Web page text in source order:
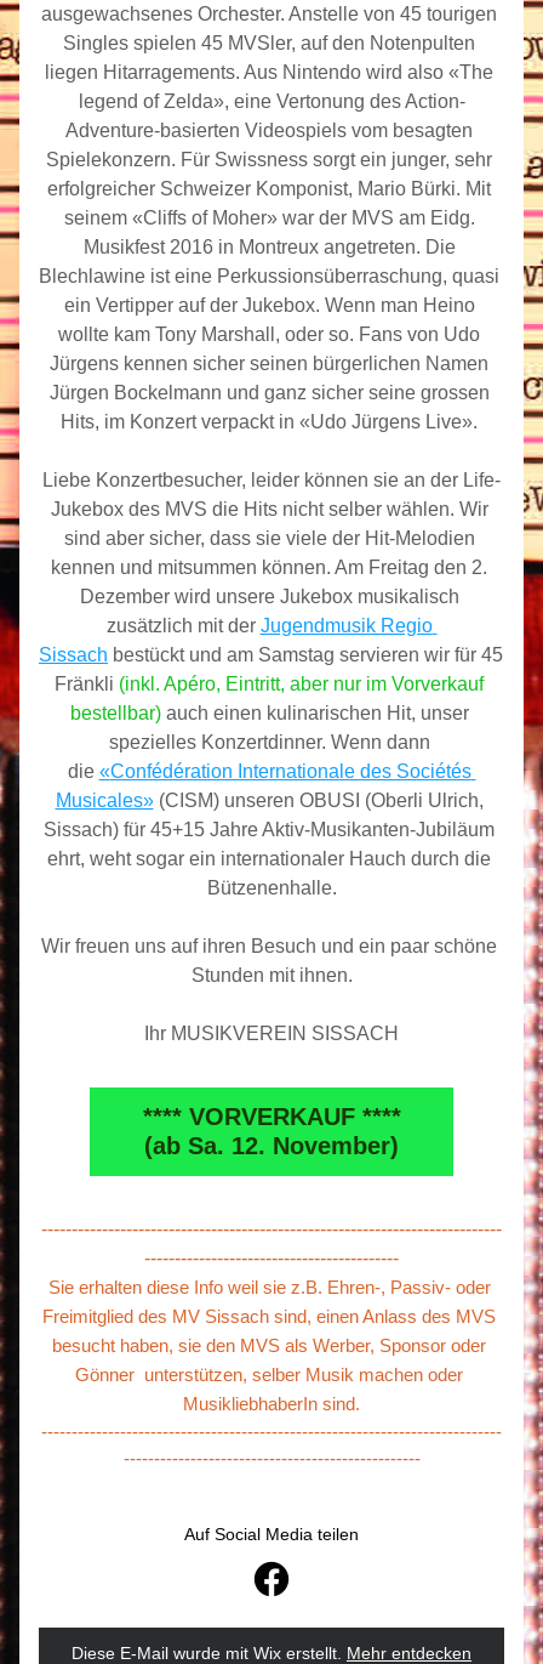
ausgewachsenes Orchester. Anstelle von 45 tourigen
Singles spielen 45 MVSler, auf den Notenpulten
liegen Hitarragements. Aus Nintendo wird also «The
legend of Zelda», eine Vertonung des Action-
Adventure-basierten Videospiels vom besagten
Spielekonzern. Für Swissness sorgt ein junger, sehr
erfolgreicher Schweizer Komponist, Mario Bürki. Mit
seinem «Cliffs of Moher» war der MVS am Eidg.
Musikfest 2016 in Montreux angetreten. Die
Blechlawine ist eine Perkussionsüberraschung, quasi
ein Vertipper auf der Jukebox. Wenn man Heino
wollte kam Tony Marshall, oder so. Fans von Udo
Jürgens kennen sicher seinen bürgerlichen Namen
Jürgen Bockelmann und ganz sicher seine grossen
Hits, im Konzert verpackt in «Udo Jürgens Live».
Liebe Konzertbesucher, leider können sie an der Life-
Jukebox des MVS die Hits nicht selber wählen. Wir
sind aber sicher, dass sie viele der Hit-Melodien
kennen und mitsummen können. Am Freitag den 2.
Dezember wird unsere Jukebox musikalisch
zusätzlich mit der Jugendmusik Regio
Sissach bestückt und am Samstag servieren wir für 45
Fränkli (inkl. Apéro, Eintritt, aber nur im Vorverkauf
bestellbar) auch einen kulinarischen Hit, unser
spezielles Konzertdinner. Wenn dann
die «Confédération Internationale des Sociétés
Musicales» (CISM) unseren OBUSI (Oberli Ulrich,
Sissach) für 45+15 Jahre Aktiv-Musikanten-Jubiläum
ehrt, weht sogar ein internationaler Hauch durch die
Bützenenhalle.
Wir freuen uns auf ihren Besuch und ein paar schöne
Stunden mit ihnen.
Ihr MUSIKVEREIN SISSACH
**** VORVERKAUF ****
(ab Sa. 12. November)
----------------------------------------------------------------------------
------------------------------------------
Sie erhalten diese Info weil sie z.B. Ehren-, Passiv- oder
Freimitglied des MV Sissach sind, einen Anlass des MVS
besucht haben, sie den MVS als Werber, Sponsor oder
Gönner  unterstützen, selber Musik machen oder
MusikliebhaberIn sind.
----------------------------------------------------------------------------
-------------------------------------------------
Auf Social Media teilen
Diese E-Mail wurde mit Wix erstellt. Mehr entdecken